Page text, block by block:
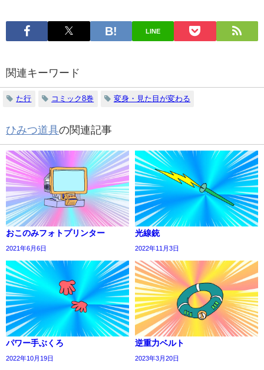
LINE
関連キーワード
た行 コミック8巻 変身・見た目が変わる
ひみつ道具の関連記事
おこのみフォトプリンター
2021年6月6日
光線銃
2022年11月3日
パワー手ぶくろ
2022年10月19日
逆重力ベルト
2023年3月20日